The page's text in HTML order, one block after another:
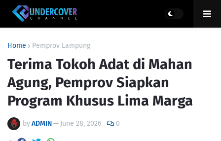
Home Pemprov Lampung
Terima Tokoh Adat di Mahan
Agung, Pemprov Siapkan
Program Khusus Lima Marga
byADMIN— June 28, 2026 0